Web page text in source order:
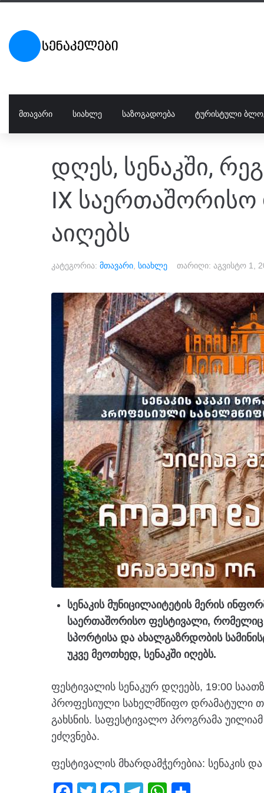
ᲛᲗᲐᲕᲐᲠᲘ ᲡᲘᲐᲮᲚᲔ ᲡᲐᲖᲝᲒᲐᲓᲝᲔᲑᲐ ᲢᲣᲠᲘᲡᲢᲣᲚᲘ
დღეს, სენაკში,
IX
აიღებს
კატეგორია: მთავარი სიახლე თარიღი: აგვისტო 1,
სენაკის მუნიცილაიტეტის მერის
საერთაშორისო ფესტივალი,
სპორტისა და ახალგაზრდობის
უკვე მეოთხედ, სენაკში იღებს.
ფესტივალის სენაკურ დღეებს, 19:00
პროფესიული სახელმწიფო დრამატული
გახსნის. საფესტივალო პროგრამა
ეძღვნება.
ფესტივალის მხარდამჭერებია: სენაკის